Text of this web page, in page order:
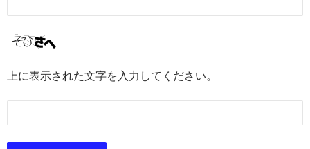
上に表示された文字を入力してください。